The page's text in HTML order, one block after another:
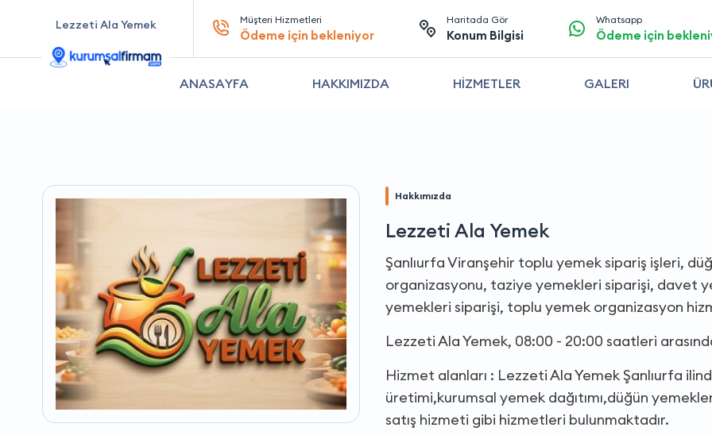
Lezzeti Ala Yemek Müşteri Hizmetleri
Ödeme için bekleniyor
Haritada Gör
Konum Bilgisi
Whatsapp
Ödeme için
ANASAYFA HAKKIMIZDA HİZMETLER GALERI
Hakkımızda
Lezzeti Ala Yemek
Şanlıurfa Viranşehir toplu yemek sipariş işleri,
organizasyonu, taziye yemekleri siparişi, davet
yemekleri siparişi, toplu yemek organizasyon
Lezzeti Ala Yemek, 08:00 - 20:00 saatleri
Hizmet alanları : Lezzeti Ala Yemek Şanlıurfa
üretimi,kurumsal yemek dağıtımı,düğün
satış hizmeti gibi hizmetleri bulunmaktadır.